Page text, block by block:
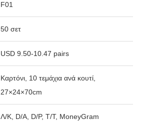
F01
50 σετ
USD 9.50-10.47 pairs
Καρτόνι, 10 τεμάχια ανά κουτί,
27×24×70cm
Λ/Κ, D/A, D/P, T/T, MoneyGram